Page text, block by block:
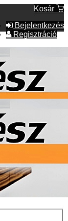
Kosár
Bejelentkezés
Regisztráció